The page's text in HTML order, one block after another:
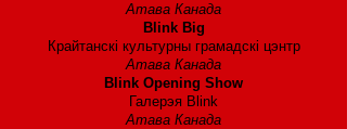
Атава Канада
Blink Big
Крайтанскі культурны грамадскі цэнтр
Атава Канада
Blink Opening Show
Галерэя Blink
Атава Канада